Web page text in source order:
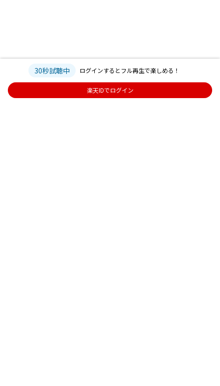
30秒試聴中 ログインするとフル再生で楽しめる！
楽天IDでログイン